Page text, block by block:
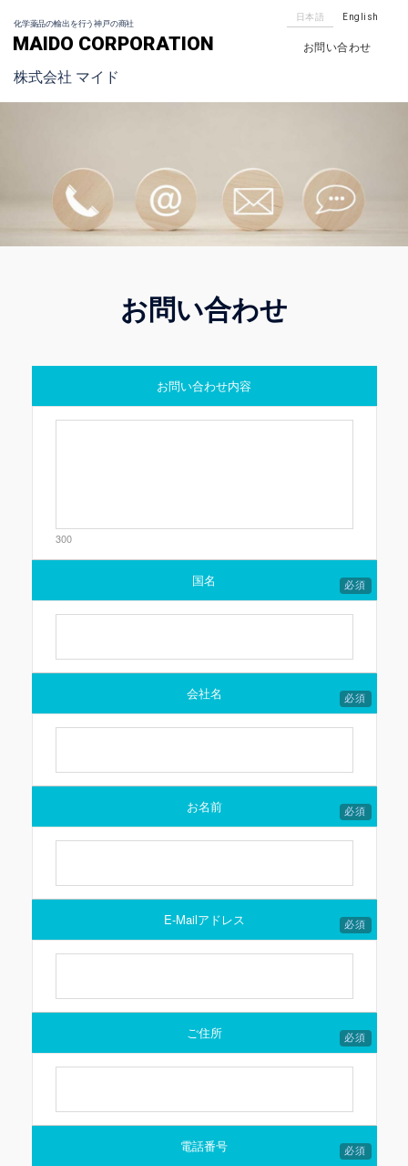
化学薬品の輸出を行う神戸の商社
MAIDO CORPORATION
株式会社 マイド
日本語 English
お問い合わせ
お問い合わせ
お問い合わせ内容
300
国名 必須
会社名 必須
お名前 必須
E-Mailアドレス 必須
ご住所 必須
電話番号 必須